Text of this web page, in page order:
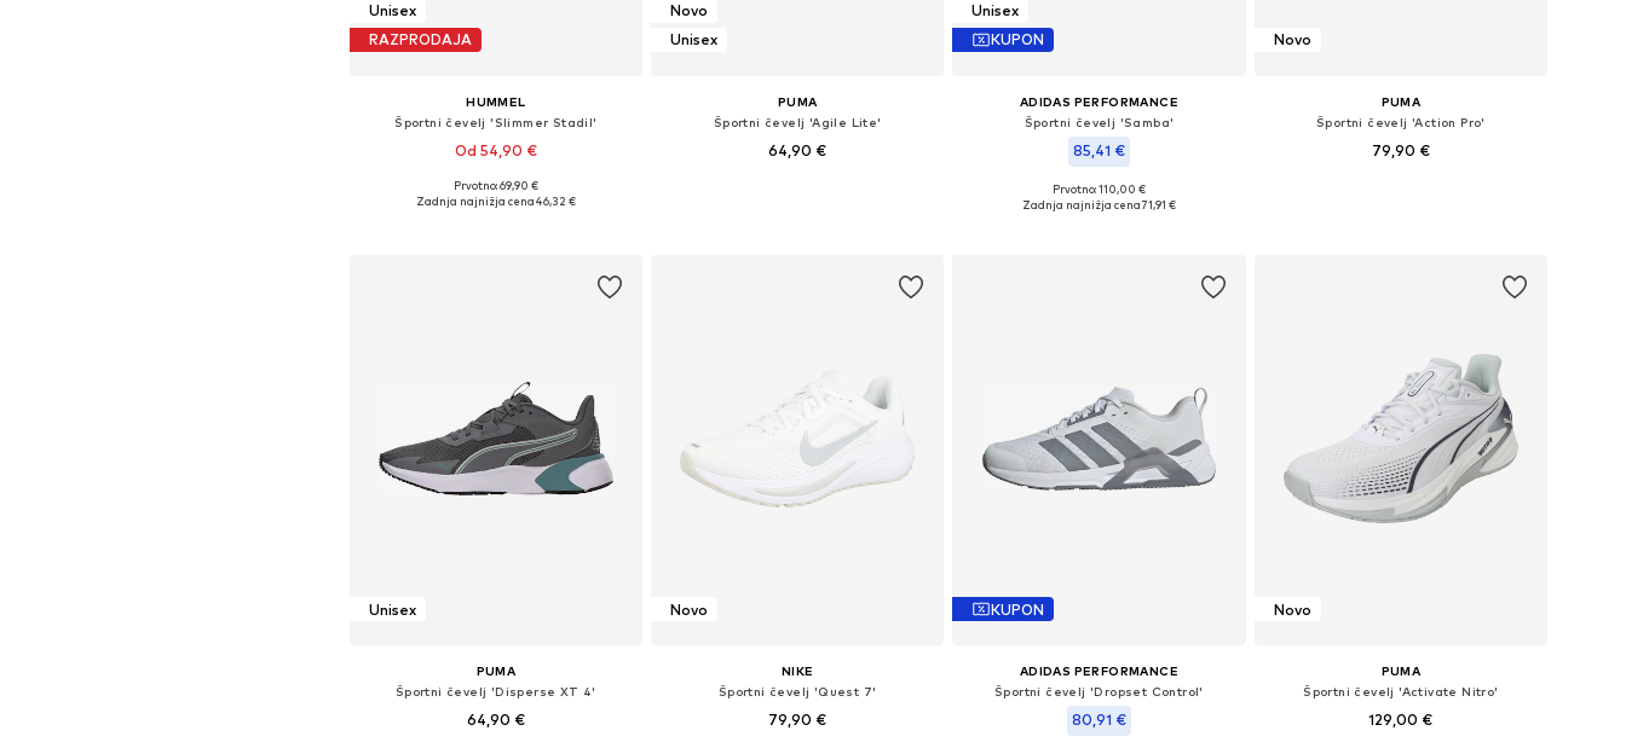
Unisex
RAZPRODAJA
HUMMEL
Športni čevelj 'Slimmer Stadil'
Od 54,90 €
+ 7
Na voljo v različnih velikostih
Prvotno: 69,90 €
Zadnja najnižja cena46,32 €
Novo
Unisex
PUMA
Športni čevelj 'Agile Lite'
64,90 €
Unisex
KUPON
ADIDAS PERFORMANCE
Športni čevelj 'Samba'
85,41 €
Na voljo v različnih velikostih
Prvotno: 110,00 €
Zadnja najnižja cena71,91 €
Novo
PUMA
Športni čevelj 'Action Pro'
79,90 €
Unisex
PUMA
Športni čevelj 'Disperse XT 4'
64,90 €
Novo
NIKE
Športni čevelj 'Quest 7'
79,90 €
KUPON
ADIDAS PERFORMANCE
Športni čevelj 'Dropset Control'
80,91 €
Novo
PUMA
Športni čevelj 'Activate Nitro'
129,00 €